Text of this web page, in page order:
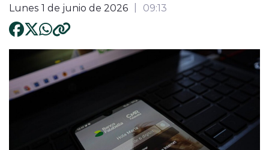
Lunes 1 de junio de 2026 09:13